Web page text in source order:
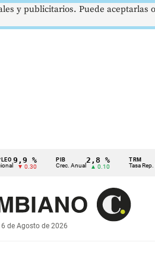
%
0.30 Crec. Anual
2,8 %
▲ 0.10 Tasa Rep.
6 de Agosto de 2026
y publicitarios. Puede aceptarlas